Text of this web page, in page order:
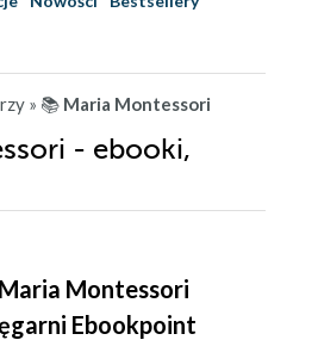
» 📚 Maria Montessori
- ebooki,
Montessori
Ebookpoint